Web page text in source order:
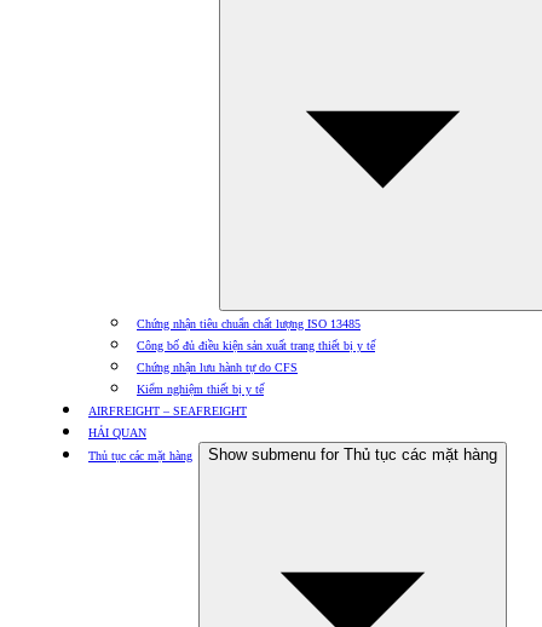
Chứng nhận tiêu chuẩn chất lượng ISO 13485
Công bố đủ điều kiện sản xuất trang thiết bị y tế
Chứng nhận lưu hành tự do CFS
Kiểm nghiệm thiết bị y tế
AIRFREIGHT – SEAFREIGHT
HẢI QUAN
Thủ tục các mặt hàng
Show submenu for Thủ tục các mặt hàng